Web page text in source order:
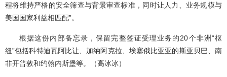
程将维持严格的安全筛查与背景审查标准，同时让人力、业务规模与
美国国家利益相匹配”。
根据这份内部备忘录，保留完整签证受理业务的20个非洲“枢
纽”包括科特迪瓦阿比让、加纳阿克拉、埃塞俄比亚亚的斯亚贝巴、南
非开普敦和约翰内斯堡等。（高冰冰）